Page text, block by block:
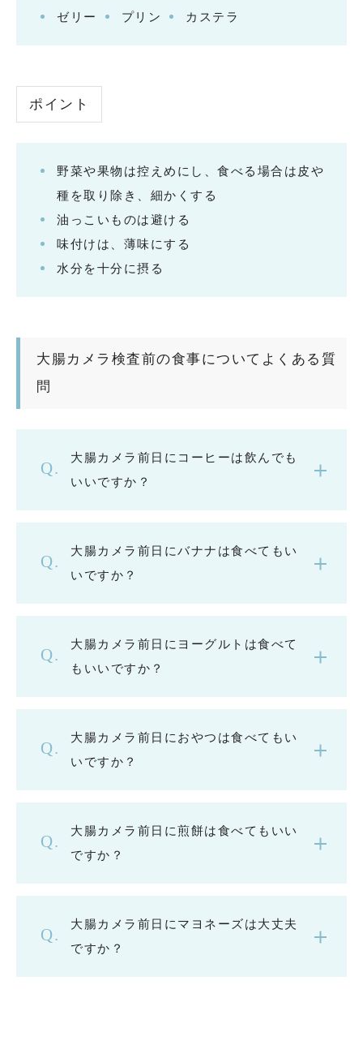
ゼリー プリン カステラ
ポイント
野菜や果物は控えめにし、食べる場合は皮や
種を取り除き、細かくする
油っこいものは避ける
味付けは、薄味にする
水分を十分に摂る
大腸カメラ検査前の食事についてよくある質
問
大腸カメラ前日にコーヒーは飲んでも
いいですか？
大腸カメラ前日にバナナは食べてもい
いですか？
大腸カメラ前日にヨーグルトは食べて
もいいですか？
大腸カメラ前日におやつは食べてもい
いですか？
大腸カメラ前日に煎餅は食べてもいい
ですか？
大腸カメラ前日にマヨネーズは大丈夫
ですか？